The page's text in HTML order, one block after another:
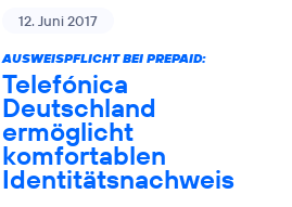
12. Juni 2017
AUSWEISPFLICHT BEI PREPAID:
Telefónica
Deutschland
ermöglicht
komfortablen
Identitätsnachweis